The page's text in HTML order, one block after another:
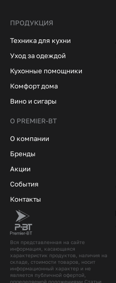
Вся представленная на сайте
информация, касающаяся
характеристик продуктов, наличия на
складе, стоимости товаров, носит
информационный характер и не
является публичной офертой,
определяемой положениями Статьи
ПРОДУКЦИЯ
Техника для кухни
Уход за одеждой
Кухонные помощники
Комфорт дома
Вино и сигары
О PREMIER-BT
О компании
Бренды
Акции
События
Контакты